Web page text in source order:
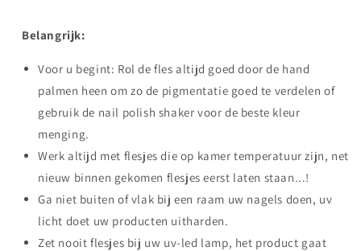
Belangrijk:
Voor u begint: Rol de fles altijd goed door de hand
palmen heen om zo de pigmentatie goed te verdelen of
gebruik de nail polish shaker voor de beste kleur
menging.
Werk altijd met flesjes die op kamer temperatuur zijn, net
nieuw binnen gekomen flesjes eerst laten staan...!
Ga niet buiten of vlak bij een raam uw nagels doen, uv
licht doet uw producten uitharden.
Zet nooit flesjes bij uw uv-led lamp, het product gaat